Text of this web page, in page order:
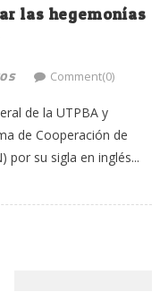
las hegemonías
Comment(0)
de la UTPBA y
de Cooperación de
por su sigla en inglés...